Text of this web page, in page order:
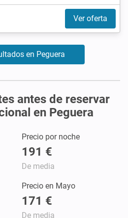
Ver oferta
en Peguera
antes de reservar
en Peguera
Precio por noche
191 €
De media
Precio en Mayo
171 €
De media